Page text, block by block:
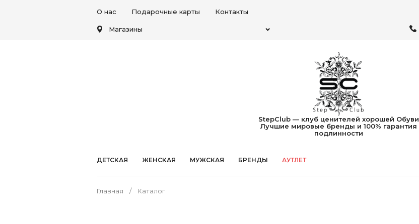
О нас Подарочные карты Контакты
Магазины
StepClub — клуб ценителей хорошей Обуви
Лучшие мировые бренды и 100% гарантия
подлинности
ДЕТСКАЯ ЖЕНСКАЯ МУЖСКАЯ БРЕНДЫ АУТЛЕТ
Главная Каталог